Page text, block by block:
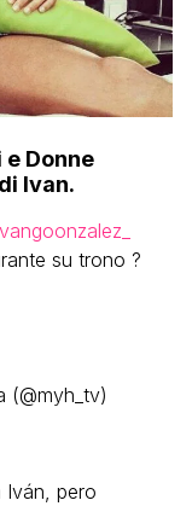
Donne
Ivan.
su trono ?
pero